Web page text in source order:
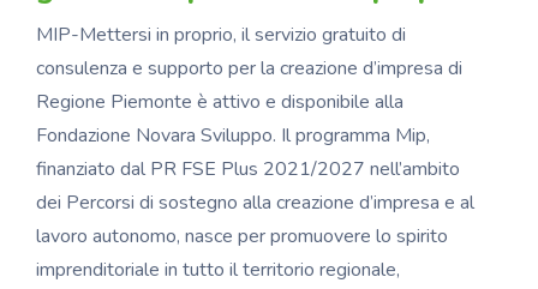
MIP-Mettersi in proprio, il servizio gratuito di
consulenza e supporto per la creazione d’impresa di
Regione Piemonte è attivo e disponibile alla
Fondazione Novara Sviluppo. Il programma Mip,
finanziato dal PR FSE Plus 2021/2027 nell’ambito
dei Percorsi di sostegno alla creazione d’impresa e al
lavoro autonomo, nasce per promuovere lo spirito
imprenditoriale in tutto il territorio regionale,